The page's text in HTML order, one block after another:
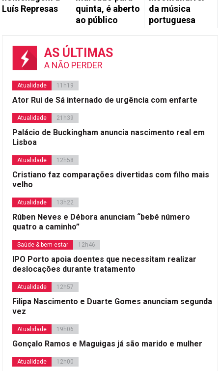
Luís Represas
quinta, é aberto
ao público
da música
portuguesa
AS ÚLTIMAS
A NÃO PERDER
Atualidade 11h19
Ator Rui de Sá internado de urgência com enfarte
Atualidade 21h39
Palácio de Buckingham anuncia nascimento real em
Lisboa
Atualidade 12h58
Cristiano faz comparações divertidas com filho mais
velho
Atualidade 13h22
Rúben Neves e Débora anunciam “bebé número
quatro a caminho”
Saúde & bem-estar 12h46
IPO Porto apoia doentes que necessitam realizar
deslocações durante tratamento
Atualidade 12h57
Filipa Nascimento e Duarte Gomes anunciam segunda
vez
Atualidade 19h06
Gonçalo Ramos e Maguigas já são marido e mulher
Atualidade 12h00